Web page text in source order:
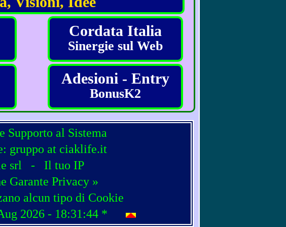
Cordata Italia
Sinergie sul Web
Adesioni - Entry
BonusK2
Supporto al Sistema
gruppo at ciaklife.it
srl - Il tuo IP
Garante Privacy »
alcun tipo di Cookie
2026 - 18:31:44 *